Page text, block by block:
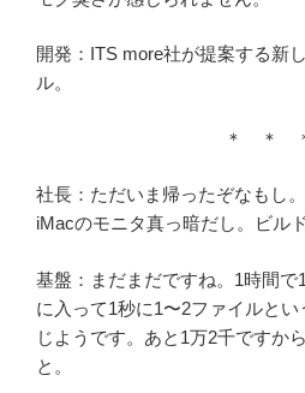
開発：ITS more社が提案する新
ル。
＊ ＊
社長：ただいま帰ったぞなもし
iMacのモニタ真っ暗だし。ビル
基盤：まだまだですね。1時間
に入って1秒に1〜2ファイルと
じようです。あと1万2千ですか
と。